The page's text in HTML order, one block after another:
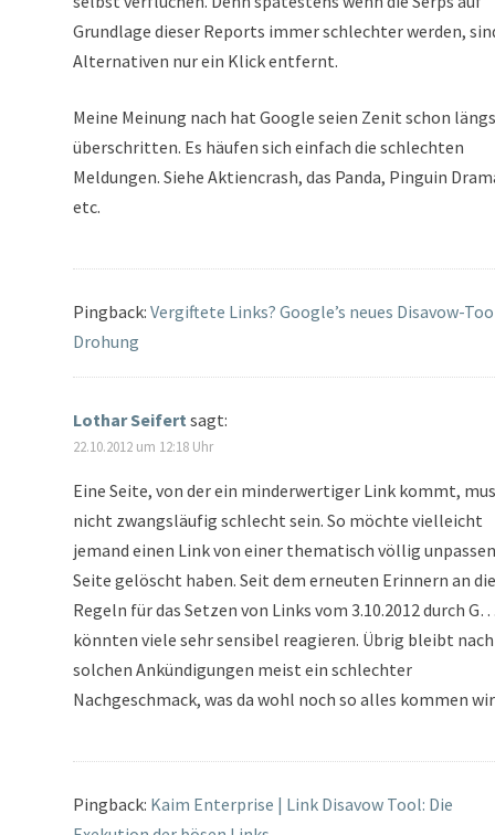
Grundlage dieser Reports immer schlechter werden,
Alternativen nur ein Klick entfernt.
Meine Meinung nach hat Google seien Zenit schon
überschritten. Es häufen sich einfach die schlechten
Meldungen. Siehe Aktiencrash, das Panda, Pinguin
etc.
Pingback: Vergiftete Links? Google’s neues Disavow-
Drohung
Lothar Seifert sagt:
22.10.2012 um 12:18 Uhr
Eine Seite, von der ein minderwertiger Link kommt,
nicht zwangsläufig schlecht sein. So möchte vielleicht
jemand einen Link von einer thematisch völlig
Seite gelöscht haben. Seit dem erneuten Erinnern an die
Regeln für das Setzen von Links vom 3.10.2012 durch
könnten viele sehr sensibel reagieren. Übrig bleibt nach
solchen Ankündigungen meist ein schlechter
Nachgeschmack, was da wohl noch so alles kommen
Pingback: Kaim Enterprise | Link Disavow Tool: Die